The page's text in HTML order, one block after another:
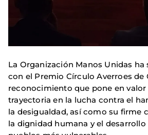
La Organización Manos Unidas
con el Premio Círculo Averroes de
reconocimiento que pone en valor
trayectoria en la lucha contra el
la desigualdad, así como su firme
la dignidad humana y el